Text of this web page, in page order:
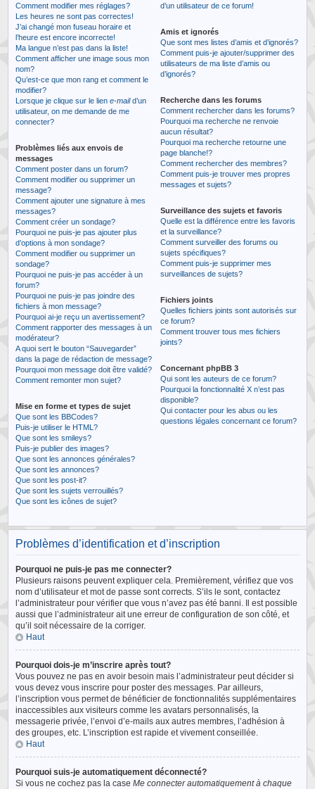
Comment modifier mes réglages?
Les heures ne sont pas correctes!
J’ai changé mon fuseau horaire et
l’heure est encore incorrecte!
Ma langue n’est pas dans la liste!
Comment afficher une image sous mon
nom?
Qu’est-ce que mon rang et comment le
modifier?
Lorsque je clique sur le liene-maild’un
utilisateur, on me demande de me
connecter?
Problèmes liés aux envois de
messages
Comment poster dans un forum?
Comment modifier ou supprimer un
message?
Comment ajouter une signature à mes
messages?
Comment créer un sondage?
Pourquoi ne puis-je pas ajouter plus
d’options à mon sondage?
Comment modifier ou supprimer un
sondage?
Pourquoi ne puis-je pas accéder à un
forum?
Pourquoi ne puis-je pas joindre des
fichiers à mon message?
Pourquoi ai-je reçu un avertissement?
Comment rapporter des messages à un
modérateur?
A quoi sert le bouton “Sauvegarder”
dans la page de rédaction de message?
Pourquoi mon message doit être validé?
Comment remonter mon sujet?
Mise en forme et types de sujet
Que sont les BBCodes?
Puis-je utiliser le HTML?
Que sont les smileys?
Puis-je publier des images?
Que sont les annonces générales?
Que sont les annonces?
Que sont les post-it?
Que sont les sujets verrouillés?
Que sont les icônes de sujet?
d’un utilisateur de ce forum!
Amis et ignorés
Que sont mes listes d’amis et d’ignorés?
Comment puis-je ajouter/supprimer des
utilisateurs de ma liste d’amis ou
d’ignorés?
Recherche dans les forums
Comment rechercher dans les forums?
Pourquoi ma recherche ne renvoie
aucun résultat?
Pourquoi ma recherche retourne une
page blanche!?
Comment rechercher des membres?
Comment puis-je trouver mes propres
messages et sujets?
Surveillance des sujets et favoris
Quelle est la différence entre les favoris
et la surveillance?
Comment surveiller des forums ou
sujets spécifiques?
Comment puis-je supprimer mes
surveillances de sujets?
Fichiers joints
Quelles fichiers joints sont autorisés sur
ce forum?
Comment trouver tous mes fichiers
joints?
Concernant phpBB 3
Qui sont les auteurs de ce forum?
Pourquoi la fonctionnalité X n’est pas
disponible?
Qui contacter pour les abus ou les
questions légales concernant ce forum?
Problèmes d’identification et d’inscription
Pourquoi ne puis-je pas me connecter?
Plusieurs raisons peuvent expliquer cela. Premièrement, vérifiez que vos
nom d’utilisateur et mot de passe sont corrects. S’ils le sont, contactez
l’administrateur pour vérifier que vous n’avez pas été banni. Il est possible
aussi que l’administrateur ait une erreur de configuration de son côté, et
qu’il soit nécessaire de la corriger.
Haut
Pourquoi dois-je m’inscrire après tout?
Vous pouvez ne pas en avoir besoin mais l’administrateur peut décider si
vous devez vous inscrire pour poster des messages. Par ailleurs,
l’inscription vous permet de bénéficier de fonctionnalités supplémentaires
inaccessibles aux visiteurs comme les avatars personnalisés, la
messagerie privée, l’envoi d’e-mails aux autres membres, l’adhésion à
des groupes, etc. L’inscription est rapide et vivement conseillée.
Haut
Pourquoi suis-je automatiquement déconnecté?
Si vous ne cochez pas la caseMe connecter automatiquement à chaque